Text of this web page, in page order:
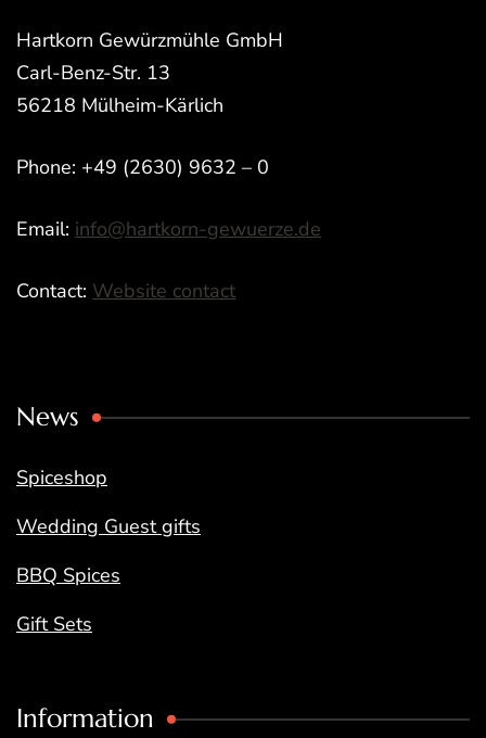
Hartkorn Gewürzmühle GmbH
Carl-Benz-Str. 13
56218 Mülheim-Kärlich
Phone: +49 (2630) 9632 – 0
Email: info@hartkorn-gewuerze.de
Contact: Website contact
News
Spiceshop
Wedding Guest gifts
BBQ Spices
Gift Sets
Information